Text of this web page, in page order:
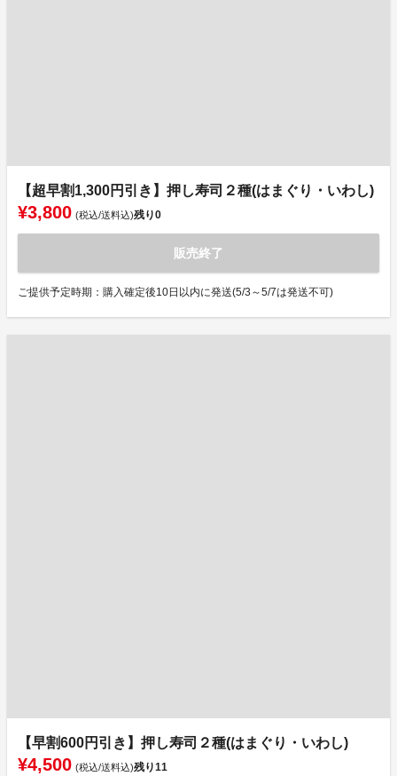
【超早割1,300円引き】押し寿司２種(はまぐり・いわし)
¥3,800 (税込/送料込)残り0
販売終了
ご提供予定時期：購入確定後10日以内に発送(5/3～5/7は発送不可)
【早割600円引き】押し寿司２種(はまぐり・いわし)
¥4,500 (税込/送料込)残り11